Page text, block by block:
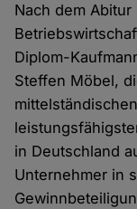
Nach dem
Diplom-
Steffen Möbel,
in Deutschland
Unternehmer in